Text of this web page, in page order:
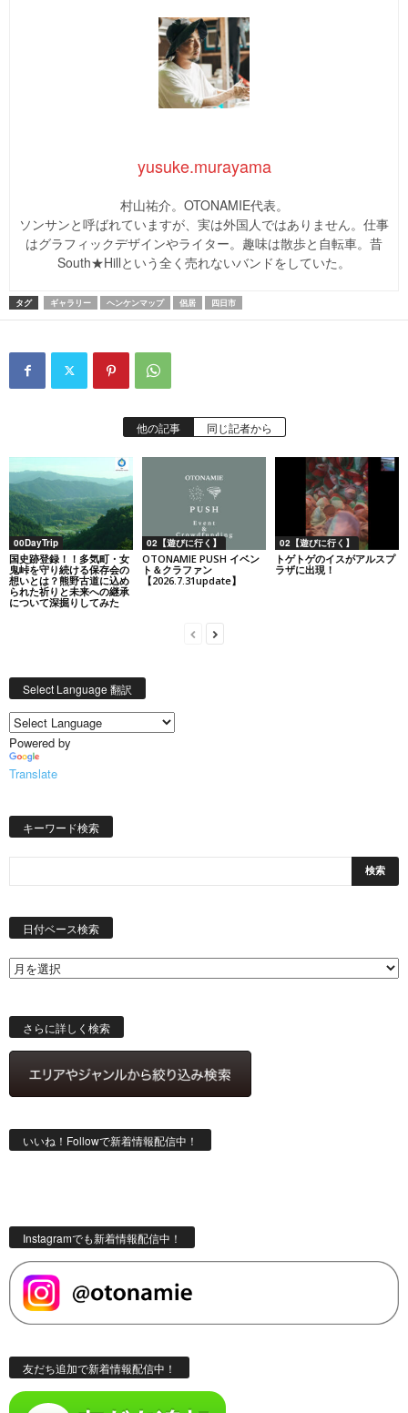
yusuke.murayama
村山祐介。OTONAMIE代表。
ソンサンと呼ばれていますが、実は外国人ではありません。仕事
はグラフィックデザインやライター。趣味は散歩と自転車。昔
South★Hillという全く売れないバンドをしていた。
タグ ギャラリー ヘンケンマップ 侶居 四日市
他の記事 同じ記者から
00DayTrip
国史跡登録！！多気町・女
鬼峠を守り続ける保存会の
想いとは？熊野古道に込め
られた祈りと未来への継承
について深掘りしてみた
02【遊びに行く】
OTONAMIE PUSH イベン
ト＆クラファン
【2026.7.31update】
02【遊びに行く】
トゲトゲのイスがアルスプ
ラザに出現！
Select Language 翻訳
Powered by
Translate
キーワード検索
日付ベース検索
ス
索
さらに詳しく検索
いいね！Followで新着情報配信中！
Instagramでも新着情報配信中！
友だち追加で新着情報配信中！